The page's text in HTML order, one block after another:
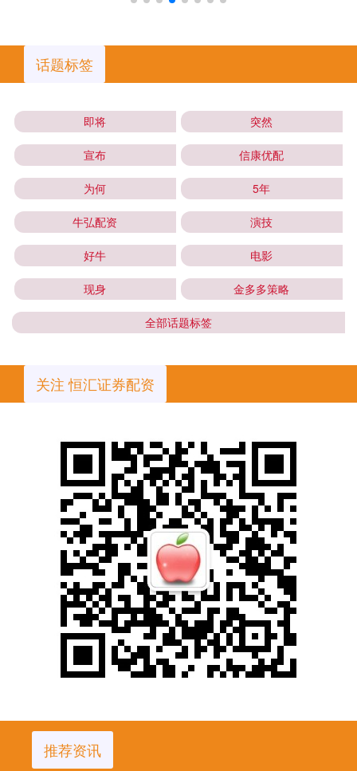
话题标签
即将 突然
宣布 信康优配
为何 5年
牛弘配资 演技
好牛 电影
现身 金多多策略
全部话题标签
关注 恒汇证券配资
推荐资讯